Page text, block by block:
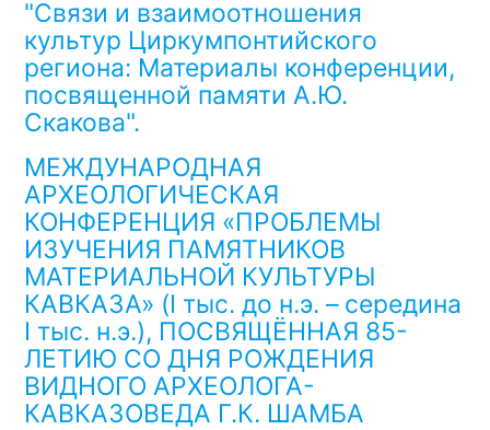
"Связи и взаимоотношения
культур Циркумпонтийского
региона: Материалы конференции,
посвященной памяти А.Ю.
Скакова".
МЕЖДУНАРОДНАЯ
АРХЕОЛОГИЧЕСКАЯ
КОНФЕРЕНЦИЯ «ПРОБЛЕМЫ
ИЗУЧЕНИЯ ПАМЯТНИКОВ
МАТЕРИАЛЬНОЙ КУЛЬТУРЫ
КАВКАЗА» (I тыс. до н.э. – середина
I тыс. н.э.), ПОСВЯЩЁННАЯ 85-
ЛЕТИЮ СО ДНЯ РОЖДЕНИЯ
ВИДНОГО АРХЕОЛОГА-
КАВКАЗОВЕДА Г.К. ШАМБА